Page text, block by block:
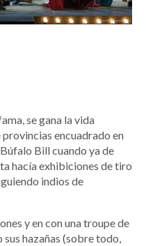
se gana la vida
encuadrado en
Bill cuando ya de
hacía exhibiciones de tiro
indios de
y en con una troupe de
hazañas (sobre todo,